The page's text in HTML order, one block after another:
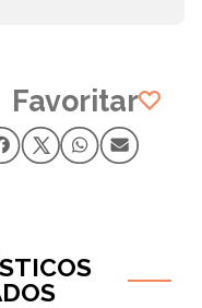
Favoritar